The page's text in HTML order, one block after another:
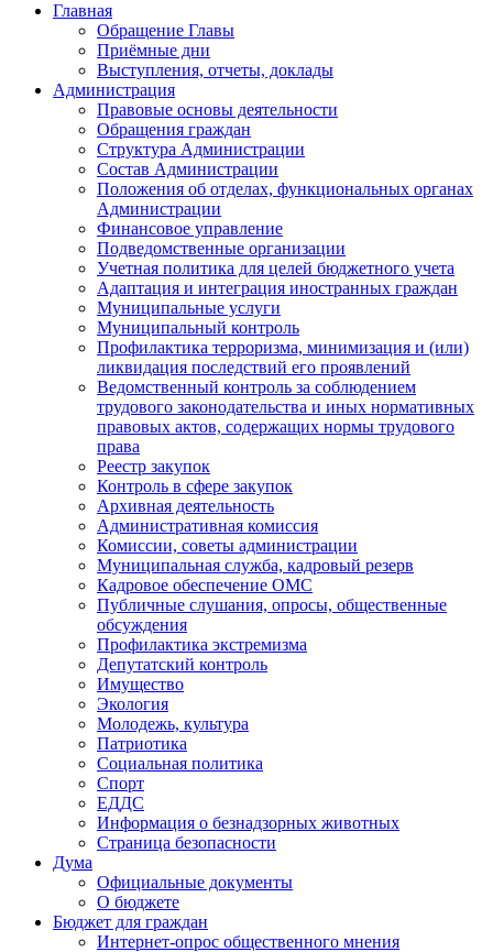
Главная
Обращение Главы
Приёмные дни
Выступления, отчеты, доклады
Администрация
Правовые основы деятельности
Обращения граждан
Структура Администрации
Состав Администрации
Положения об отделах, функциональных органах
Администрации
Финансовое управление
Подведомственные организации
Учетная политика для целей бюджетного учета
Адаптация и интеграция иностранных граждан
Муниципальные услуги
Муниципальный контроль
Профилактика терроризма, минимизация и (или)
ликвидация последствий его проявлений
Ведомственный контроль за соблюдением
трудового законодательства и иных нормативных
правовых актов, содержащих нормы трудового
права
Реестр закупок
Контроль в сфере закупок
Архивная деятельность
Административная комиссия
Комиссии, советы администрации
Муниципальная служба, кадровый резерв
Кадровое обеспечение ОМС
Публичные слушания, опросы, общественные
обсуждения
Профилактика экстремизма
Депутатский контроль
Имущество
Экология
Молодежь, культура
Патриотика
Социальная политика
Спорт
ЕДДС
Информация о безнадзорных животных
Страница безопасности
Дума
Официальные документы
О бюджете
Бюджет для граждан
Интернет-опрос общественного мнения